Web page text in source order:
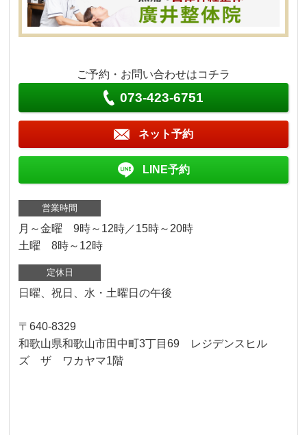
ご予約・お問い合わせはコチラ
073-423-6751
ネット予約
LINE予約
営業時間
月～金曜 9時～12時／15時～20時
土曜 8時～12時
定休日
日曜、祝日、水・土曜日の午後
〒640-8329
和歌山県和歌山市田中町3丁目69 レジデンスヒル
ズ ザ ワカヤマ1階